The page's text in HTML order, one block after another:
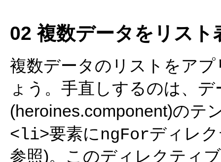
02 複数データをリスト
複数データのリストをア
ょう。手直しするのは、
(heroines.component)のテ
<li>要素にngForディレ
参照)。このディレクティ